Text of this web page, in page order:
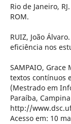
Rio de Janeiro,
ROM.
RUIZ, João
eficiência nos
SAMPAIO,
textos contínuos
(Mestrado em
Paraíba,
http://
Acesso em: 10